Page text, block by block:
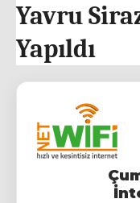
Yavru
Yapıldı